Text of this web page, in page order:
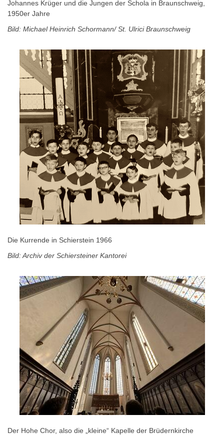
Johannes Krüger und die Jungen der Schola in Braunschweig,
1950er Jahre
Bild: Michael Heinrich Schormann/ St. Ulrici Braunschweig
Die Kurrende in Schierstein 1966
Bild: Archiv der Schiersteiner Kantorei
Der Hohe Chor, also die „kleine“ Kapelle der Brüdernkirche